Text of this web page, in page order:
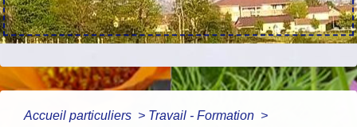
Accueil particuliers > Travail - Formation >